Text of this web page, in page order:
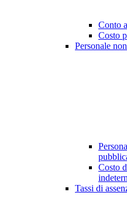
Conto
Costo
Personale
Costo
Tassi di